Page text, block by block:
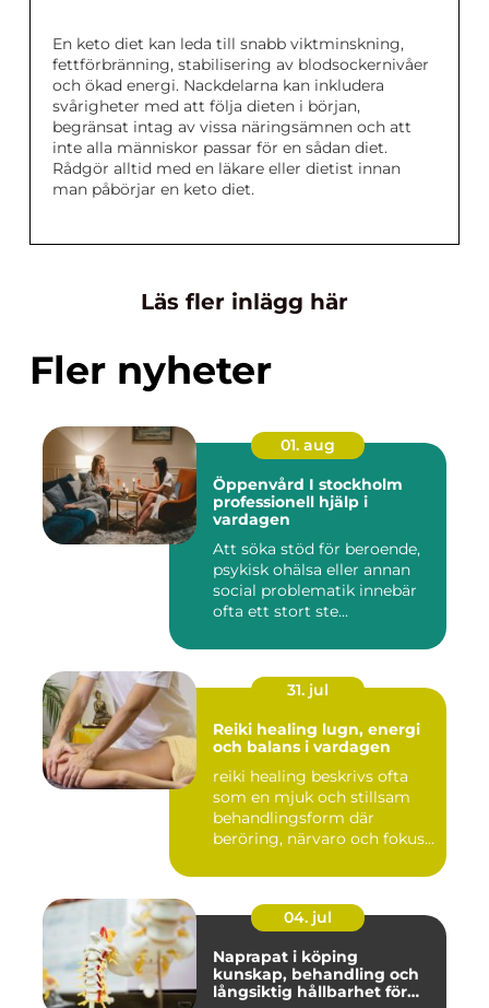
En keto diet kan leda till snabb viktminskning,
fettförbränning, stabilisering av blodsockernivåer
och ökad energi. Nackdelarna kan inkludera
svårigheter med att följa dieten i början,
begränsat intag av vissa näringsämnen och att
inte alla människor passar för en sådan diet.
Rådgör alltid med en läkare eller dietist innan
man påbörjar en keto diet.
Läs fler inlägg här
Fler nyheter
01. aug
Öppenvård I stockholm
professionell hjälp i
vardagen
Att söka stöd för beroende,
psykisk ohälsa eller annan
social problematik innebär
ofta ett stort ste...
31. jul
Reiki healing lugn, energi
och balans i vardagen
reiki healing beskrivs ofta
som en mjuk och stillsam
behandlingsform där
beröring, närvaro och fokus...
04. jul
Naprapat i köping
kunskap, behandling och
långsiktig hållbarhet för